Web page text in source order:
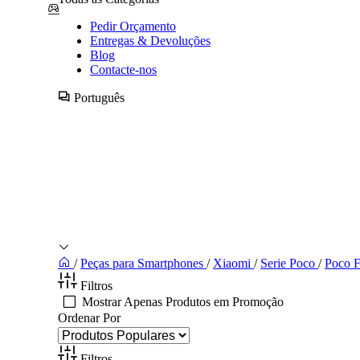
Pedir Orçamento
Entregas & Devoluções
Blog
Contacte-nos
Português
/ Peças para Smartphones / Xiaomi / Serie Poco / Poco
Filtros
Mostrar Apenas Produtos em Promoção
Ordenar Por